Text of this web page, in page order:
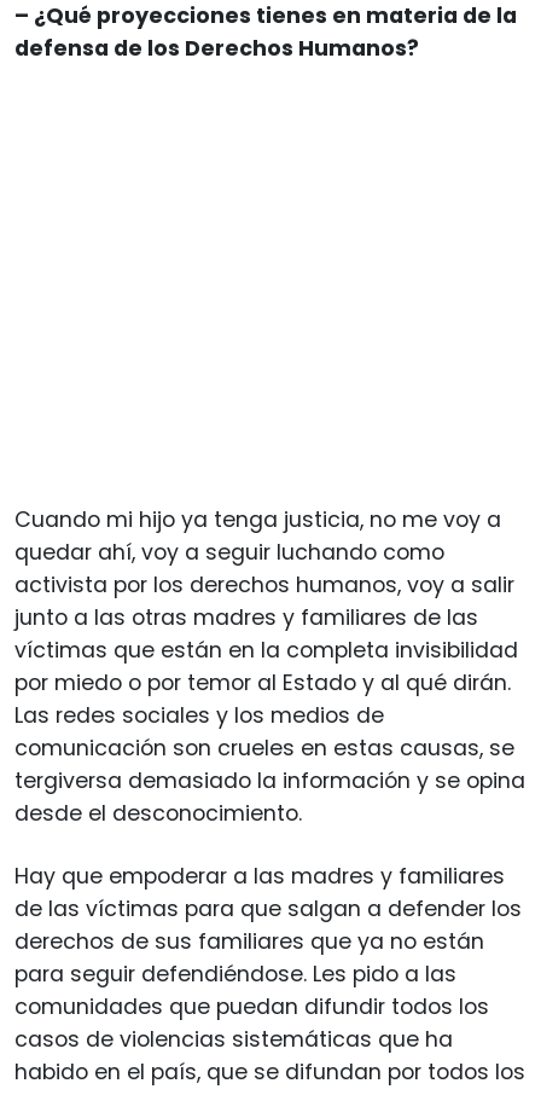
– ¿Qué proyecciones tienes en materia de la
defensa de los Derechos Humanos?
Cuando mi hijo ya tenga justicia, no me voy a
quedar ahí, voy a seguir luchando como
activista por los derechos humanos, voy a salir
junto a las otras madres y familiares de las
víctimas que están en la completa invisibilidad
por miedo o por temor al Estado y al qué dirán.
Las redes sociales y los medios de
comunicación son crueles en estas causas, se
tergiversa demasiado la información y se opina
desde el desconocimiento.
Hay que empoderar a las madres y familiares
de las víctimas para que salgan a defender los
derechos de sus familiares que ya no están
para seguir defendiéndose. Les pido a las
comunidades que puedan difundir todos los
casos de violencias sistemáticas que ha
habido en el país, que se difundan por todos los